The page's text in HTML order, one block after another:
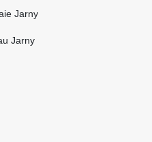
Jarny
Jarny